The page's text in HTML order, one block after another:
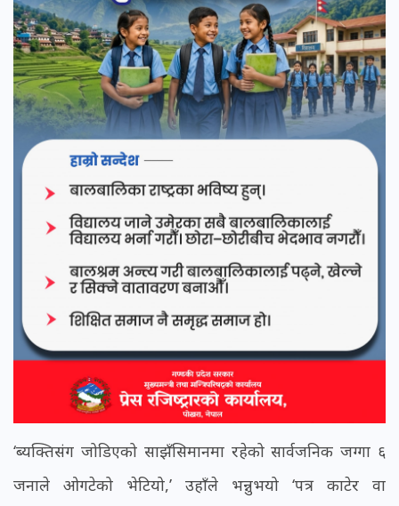
‘ब्यक्तिसंग जोडिएको साझँसिमानमा रहेको सार्वजनिक जग्गा ६
जनाले ओगटेको भेटियो,’ उहाँले भन्नुभयो ‘पत्र काटेर वा